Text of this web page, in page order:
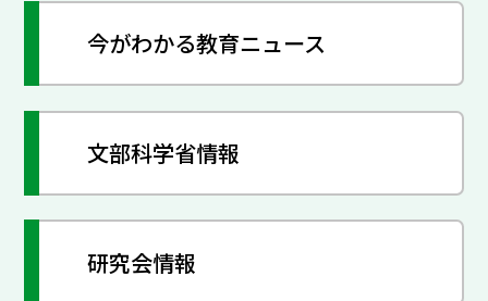
今がわかる教育ニュース
文部科学省情報
研究会情報